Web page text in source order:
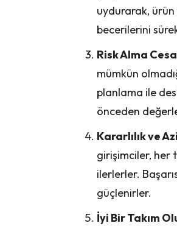
uydurarak, ürün
becerilerini
Risk Alma
mümkün
planlama ile
önceden
Kararlılık ve
girişimciler, her
ilerlerler.
güçlenirler.
İyi Bir Takım